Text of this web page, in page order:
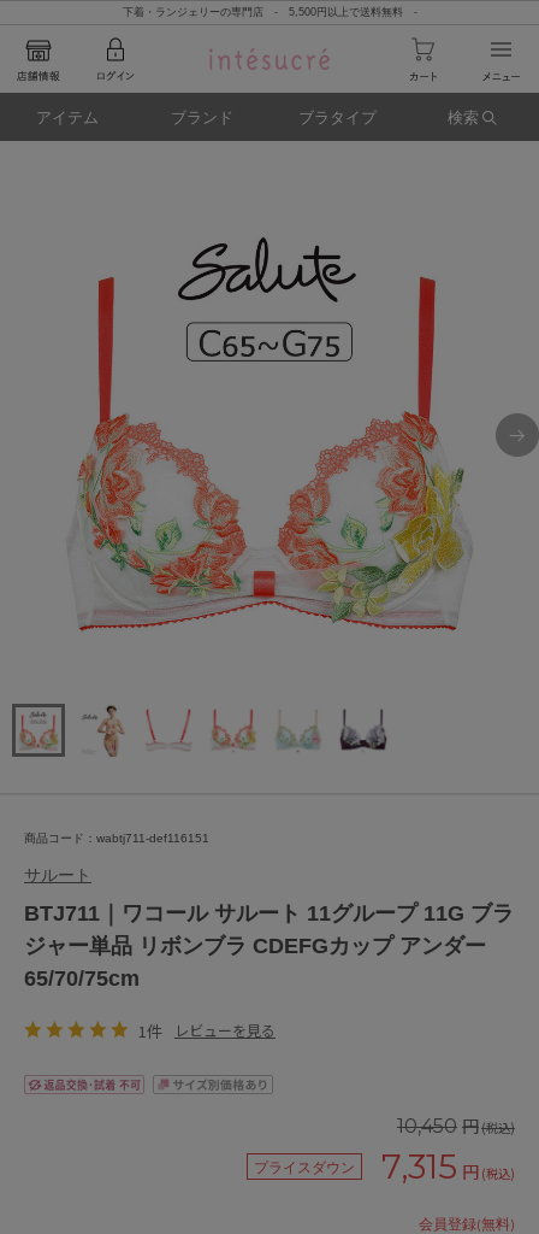
下着・ランジェリーの専門店 - 5,500円以上で送料無料 -
アイテム ブランド ブラタイプ 検索
商品コード：wabtj711-def116151
サルート
BTJ711｜ワコール サルート 11グループ 11G ブラ
ジャー単品 リボンブラ CDEFGカップ アンダー
65/70/75cm
1件 レビューを見る
10,450 円(税込)
プライスダウン 7,315 円 (税込)
会員登録(無料)